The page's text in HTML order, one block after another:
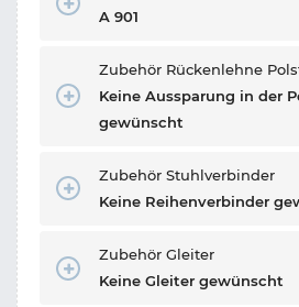
A 901
Zubehör Rückenlehne
Keine Aussparung in der
gewünscht
Zubehör Stuhlverbinder
Keine Reihenverbinder
Zubehör Gleiter
Keine Gleiter gewünscht